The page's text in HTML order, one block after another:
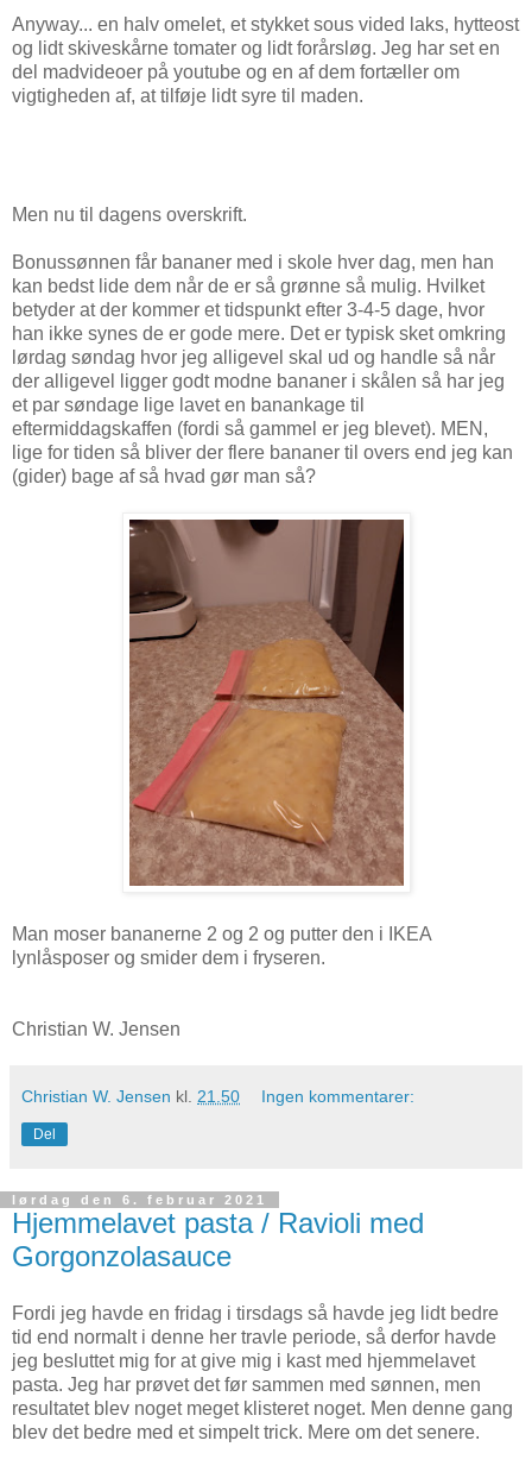
Anyway... en halv omelet, et stykket sous vided laks, hytteost
og lidt skiveskårne tomater og lidt forårsløg. Jeg har set en
del madvideoer på youtube og en af dem fortæller om
vigtigheden af, at tilføje lidt syre til maden.
Men nu til dagens overskrift.
Bonussønnen får bananer med i skole hver dag, men han
kan bedst lide dem når de er så grønne så mulig. Hvilket
betyder at der kommer et tidspunkt efter 3-4-5 dage, hvor
han ikke synes de er gode mere. Det er typisk sket omkring
lørdag søndag hvor jeg alligevel skal ud og handle så når
der alligevel ligger godt modne bananer i skålen så har jeg
et par søndage lige lavet en banankage til
eftermiddagskaffen (fordi så gammel er jeg blevet). MEN,
lige for tiden så bliver der flere bananer til overs end jeg kan
(gider) bage af så hvad gør man så?
Man moser bananerne 2 og 2 og putter den i IKEA
lynlåsposer og smider dem i fryseren.
Christian W. Jensen
Christian W. Jensen kl. 21.50 Ingen kommentarer:
Del
lørdag den 6. februar 2021
Hjemmelavet pasta / Ravioli med
Gorgonzolasauce
Fordi jeg havde en fridag i tirsdags så havde jeg lidt bedre
tid end normalt i denne her travle periode, så derfor havde
jeg besluttet mig for at give mig i kast med hjemmelavet
pasta. Jeg har prøvet det før sammen med sønnen, men
resultatet blev noget meget klisteret noget. Men denne gang
blev det bedre med et simpelt trick. Mere om det senere.